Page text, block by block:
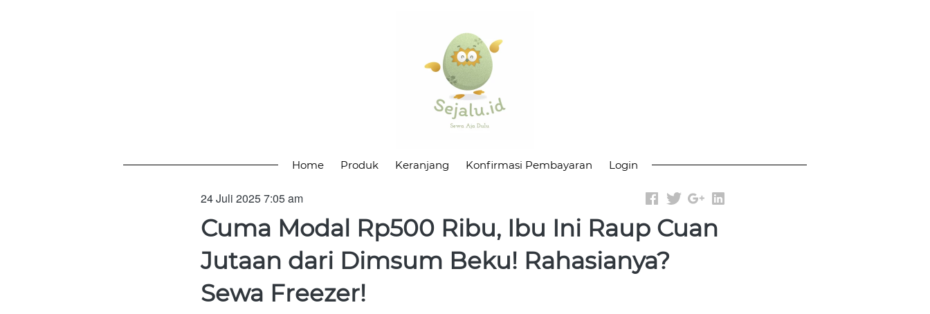
Home Produk Keranjang Konfirmasi Pembayaran Login
24 Juli 2025 7:05 am
Cuma Modal Rp500 Ribu, Ibu Ini Raup Cuan
Jutaan dari Dimsum Beku! Rahasianya?
Sewa Freezer!